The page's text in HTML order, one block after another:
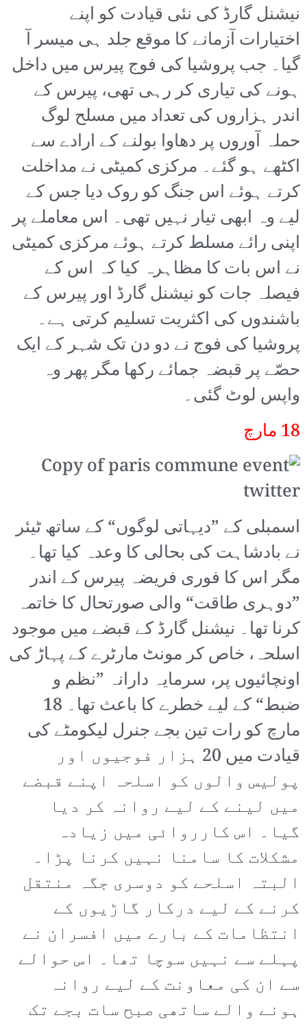
نیشنل گارڈ کی نئی قیادت کو اپنے
اختیارات آزمانے کا موقع جلد ہی میسر آ
گیا۔ جب پروشیا کی فوج پیرس میں داخل
ہونے کی تیاری کر رہی تھی، پیرس کے
اندر ہزاروں کی تعداد میں مسلح لوگ
حملہ آوروں پر دھاوا بولنے کے ارادے سے
اکٹھے ہو گئے۔ مرکزی کمیٹی نے مداخلت
کرتے ہوئے اس جنگ کو روک دیا جس کے
لیے وہ ابھی تیار نہیں تھی۔ اس معاملے پر
اپنی رائے مسلط کرتے ہوئے مرکزی کمیٹی
نے اس بات کا مظاہرہ کیا کہ اس کے
فیصلہ جات کو نیشنل گارڈ اور پیرس کے
باشندوں کی اکثریت تسلیم کرتی ہے۔
پروشیا کی فوج نے دو دن تک شہر کے ایک
حصّے پر قبضہ جمائے رکھا مگر پھر وہ
واپس لوٹ گئی۔
18 مارچ
اسمبلی کے ”دیہاتی لوگوں“ کے ساتھ ٹیئر
نے بادشاہت کی بحالی کا وعدہ کیا تھا۔
مگر اس کا فوری فریضہ پیرس کے اندر
”دوہری طاقت“ والی صورتحال کا خاتمہ
کرنا تھا۔ نیشنل گارڈ کے قبضے میں موجود
اسلحہ، خاص کر مونٹ مارٹرے کے پہاڑ کی
اونچائیوں پر، سرمایہ دارانہ ”نظم و
ضبط“ کے لیے خطرے کا باعث تھا۔ 18
مارچ کو رات تین بجے جنرل لیکومٹے کی
قیادت میں 20 ہزار فوجیوں اور
پولیس والوں کو اسلحہ اپنے قبضے
میں لینے کے لیے روانہ کر دیا
گیا۔ اس کارروائی میں زیادہ
مشکلات کا سامنا نہیں کرنا پڑا۔
البتہ اسلحے کو دوسری جگہ منتقل
کرنے کے لیے درکار گاڑیوں کے
انتظامات کے بارے میں افسران نے
پہلے سے نہیں سوچا تھا۔ اس حوالے
سے ان کی معاونت کے لیے روانہ
ہونے والے ساتھی صبح سات بجے تک